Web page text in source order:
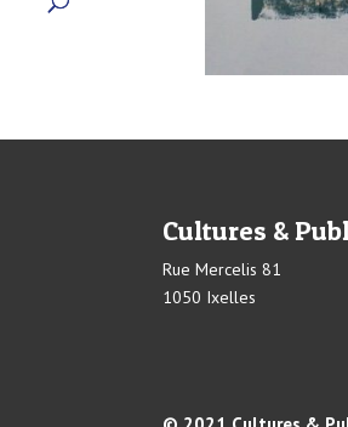
Cultures &
Rue Mercelis 81
1050 Ixelles